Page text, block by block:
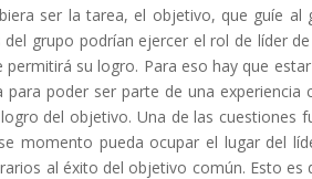
ser la tarea, el objetivo, que guíe al
grupo podrían ejercer el rol de líder
su logro. Para eso hay que
poder ser parte de una experiencia
del objetivo. Una de las cuestiones
momento pueda ocupar el lugar del
al éxito del objetivo común. Esto es